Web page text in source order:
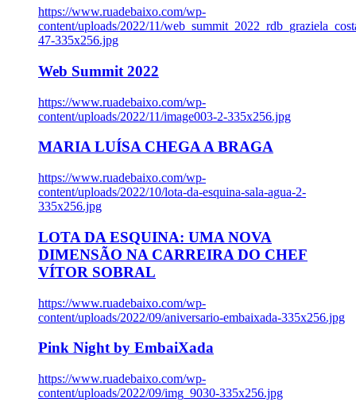
https://www.ruadebaixo.com/wp-
content/uploads/2022/11/
47-335x256.jpg
Web Summit 2022
https://www.ruadebaixo.com/wp-
content/uploads/2022/11/image003-2-335x256.jpg
MARIA LUÍSA CHEGA A BRAGA
https://www.ruadebaixo.com/wp-
content/uploads/2022/10/lota-da-esquina-sala-agua-2-
335x256.jpg
LOTA DA ESQUINA: UMA NOVA
DIMENSÃO NA CARREIRA DO CHEF
VÍTOR SOBRAL
https://www.ruadebaixo.com/wp-
content/uploads/2022/09/aniversario-embaixada-335x256.jpg
Pink Night by EmbaiXada
https://www.ruadebaixo.com/wp-
content/uploads/2022/09/img_9030-335x256.jpg